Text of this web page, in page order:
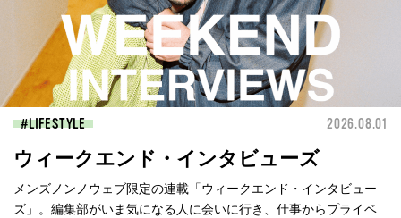
LIFESTYLE 2026.08.01
ウィークエンド・インタビューズ
メンズノンノウェブ限定の連載「ウィークエンド・インタビュー
ズ」。編集部がいま気になる人に会いに行き、仕事からプライベ